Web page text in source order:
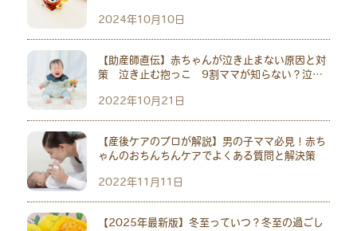
2024年10月10日
【助産師直伝】赤ちゃんが泣き止まない原因と対
策 泣き止む抱っこ 9割ママが知らない？泣い
2022年10月21日
【産後ケアのプロが解説】男の子ママ必見！赤ち
ゃんのおちんちんケアでよくある質問と解決策
2022年11月11日
【2025年最新版】冬至っていつ？冬至の過ごし